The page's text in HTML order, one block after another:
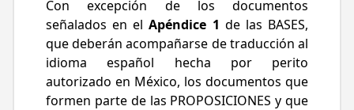
Con excepción de los documentos
señalados en elApéndice 1 de las BASES,
que deberán acompañarse de traducción al
idioma español hecha por perito
autorizado en México, los documentos que
formen parte de las PROPOSICIONES y que